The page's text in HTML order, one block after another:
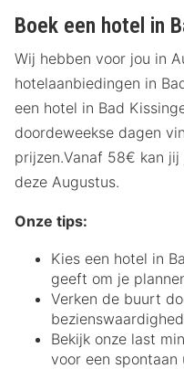
Boek een hotel in
Wij hebben voor jou in
hotelaanbiedingen in
een hotel in Bad
doordeweekse dagen
prijzen.Vanaf 58€ kan
deze Augustus.
Onze tips:
Kies een hotel in
geeft om je
Verken de buurt
Bekijk onze last
voor een spontaan